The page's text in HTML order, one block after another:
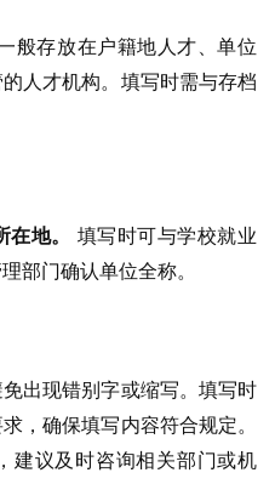
般存放在户籍地人才、单位
人才机构。填写时需与存档
地。
填写时可与学校就业
部门确认单位全称。
出现错别字或缩写。 填写时
，确保填写内容符合规定。
建议及时咨询相关部门或机